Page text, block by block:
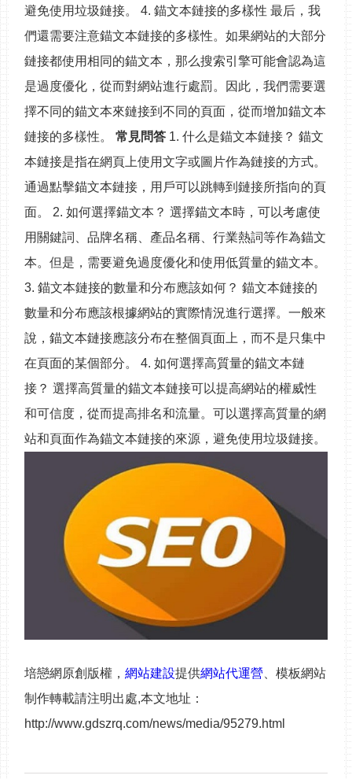
避免使用垃圾鏈接。 4. 錨文本鏈接的多樣性 最后，我
們還需要注意錨文本鏈接的多樣性。如果網站的大部分
鏈接都使用相同的錨文本，那么搜索引擎可能會認為這
是過度優化，從而對網站進行處罰。因此，我們需要選
擇不同的錨文本來鏈接到不同的頁面，從而增加錨文本
鏈接的多樣性。常見問答 1. 什么是錨文本鏈接？ 錨文
本鏈接是指在網頁上使用文字或圖片作為鏈接的方式。
通過點擊錨文本鏈接，用戶可以跳轉到鏈接所指向的頁
面。 2. 如何選擇錨文本？ 選擇錨文本時，可以考慮使
用關鍵詞、品牌名稱、產品名稱、行業熱詞等作為錨文
本。但是，需要避免過度優化和使用低質量的錨文本。
3. 錨文本鏈接的數量和分布應該如何？ 錨文本鏈接的
數量和分布應該根據網站的實際情況進行選擇。一般來
說，錨文本鏈接應該分布在整個頁面上，而不是只集中
在頁面的某個部分。 4. 如何選擇高質量的錨文本鏈
接？ 選擇高質量的錨文本鏈接可以提高網站的權威性
和可信度，從而提高排名和流量。可以選擇高質量的網
站和頁面作為錨文本鏈接的來源，避免使用垃圾鏈接。
培戀網原創版權，網站建設提供網站代運營 、模板網站
制作轉載請注明出處,本文地址：
http://www.gdszrq.com/news/media/95279.html